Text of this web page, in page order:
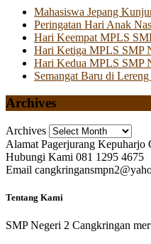
Mahasiswa Jepang
Peringatan Hari Anak
Hari Keempat MPLS
Hari Ketiga MPLS SMP
Hari Kedua MPLS SMP
Semangat Baru di
Archives
Archives
Alamat Pagerjurang Kepuharjo
Hubungi Kami 081 1295 4675
Email
Tentang Kami
SMP Negeri 2 Cangkringan